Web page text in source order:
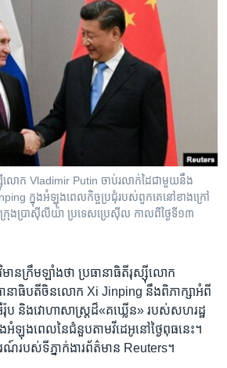
លោក Vladimir Putin ចាប់រលាក់ដៃ​ជាមួយនឹង​
ក្នុង​អំឡុងពេល​កិច្ចប្រជុំ​របស់​ពួកគេ​នៅ​ខាងក្រៅ​
រុង​ប្រាស៊ីលីយ៉ា ប្រទេស​ប្រេស៊ីល កាលពី​ថ្ងៃទី១៣
វិមាន​ក្រឹមឡាំង​ថា ប្រធានាធិតី​រុស្ស៊ី​លោក
នាធិបតី​ចិន​លោក Xi Jinping នឹង​ពិភាក្សា​អំពី​
ប ​និង​វោហាសាស្ត្រ​ដ៏«គឃ្លើន» របស់​សហរដ្ឋ​
ង​អំឡុង​ពេល​នៃ​ជំនួប​តាម​វីដេអូ​នៅ​ថ្ងៃ​ពុធ​នេះ។
រណ៍​របស់​ទីភ្នាក់ងារ​ព័ត៌មាន Reuters។